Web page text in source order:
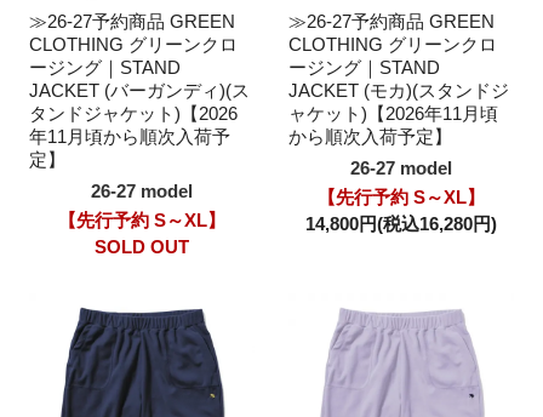
≫26-27予約商品 GREEN
CLOTHING グリーンクロ
ージング｜STAND
JACKET (バーガンディ)(ス
タンドジャケット)【2026
年11月頃から順次入荷予
定】
26-27 model
【先行予約 S～XL】
SOLD OUT
≫26-27予約商品 GREEN
CLOTHING グリーンクロ
ージング｜STAND
JACKET (モカ)(スタンドジ
ャケット)【2026年11月頃
から順次入荷予定】
26-27 model
【先行予約 S～XL】
14,800円(税込16,280円)